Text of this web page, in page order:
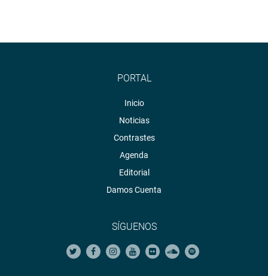
PORTAL
Inicio
Noticias
Contrastes
Agenda
Editorial
Damos Cuenta
SÍGUENOS